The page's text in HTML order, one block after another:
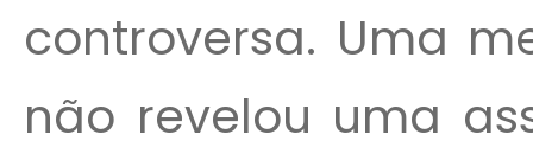
controversa. Uma
não revelou uma